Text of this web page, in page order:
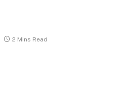
2 Mins Read